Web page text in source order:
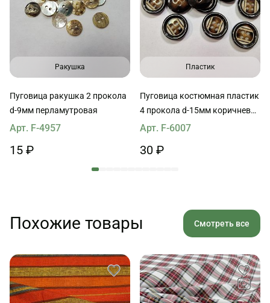
Ракушка
Пуговица ракушка 2 прокола
d-9мм перламутровая
Арт. F-4957
15 ₽
Пластик
Пуговица костюмная пластик
4 прокола d-15мм коричневая
с молочными полосами
Арт. F-6007
30 ₽
Похожие товары Смотреть все